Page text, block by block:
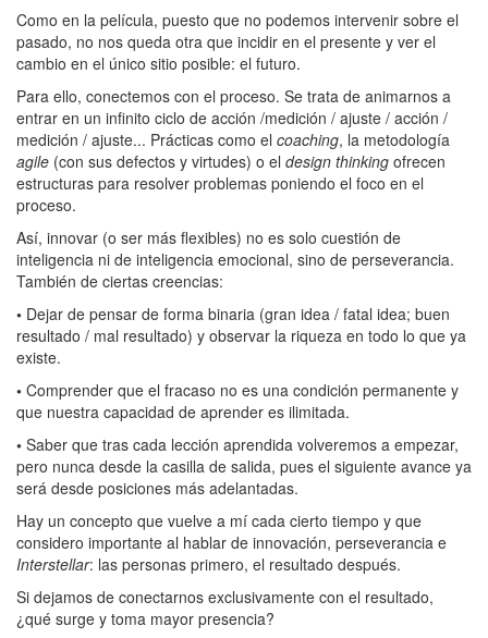
Como en la película, puesto que no podemos intervenir sobre el
pasado, no nos queda otra que incidir en el presente y ver el
cambio en el único sitio posible: el futuro.
Para ello, conectemos con el proceso. Se trata de animarnos a
entrar en un infinito ciclo de acción /medición / ajuste / acción /
medición / ajuste... Prácticas como el coaching, la metodología
agile (con sus defectos y virtudes) o el design thinking ofrecen
estructuras para resolver problemas poniendo el foco en el
proceso.
Así, innovar (o ser más flexibles) no es solo cuestión de
inteligencia ni de inteligencia emocional, sino de perseverancia.
También de ciertas creencias:
• Dejar de pensar de forma binaria (gran idea / fatal idea; buen
resultado / mal resultado) y observar la riqueza en todo lo que ya
existe.
• Comprender que el fracaso no es una condición permanente y
que nuestra capacidad de aprender es ilimitada.
• Saber que tras cada lección aprendida volveremos a empezar,
pero nunca desde la casilla de salida, pues el siguiente avance ya
será desde posiciones más adelantadas.
Hay un concepto que vuelve a mí cada cierto tiempo y que
considero importante al hablar de innovación, perseverancia e
Interstellar: las personas primero, el resultado después.
Si dejamos de conectarnos exclusivamente con el resultado,
¿qué surge y toma mayor presencia?